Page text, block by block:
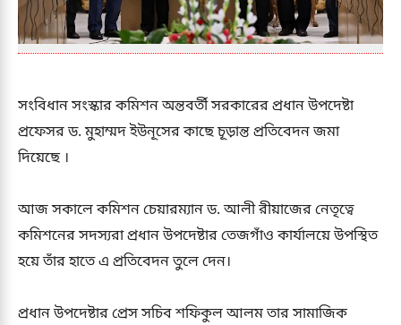
সংবিধান সংস্কার কমিশন অন্তবর্তী সরকারের প্রধান উপদেষ্টা
প্রফেসর ড. মুহাম্মদ ইউনূসের কাছে চূড়ান্ত প্রতিবেদন জমা
দিয়েছে ।
আজ সকালে কমিশন চেয়ারম্যান ড. আলী রীয়াজের নেতৃত্বে
কমিশনের সদস্যরা প্রধান উপদেষ্টার তেজগাঁও কার্যালয়ে উপস্থিত
হয়ে তাঁর হাতে এ প্রতিবেদন তুলে দেন।
প্রধান উপদেষ্টার প্রেস সচিব শফিকুল আলম তার সামাজিক